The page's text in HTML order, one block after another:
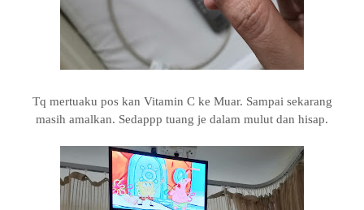
Tq mertuaku pos kan Vitamin C ke Muar. Sampai sekarang
masih amalkan. Sedappp tuang je dalam mulut dan hisap.